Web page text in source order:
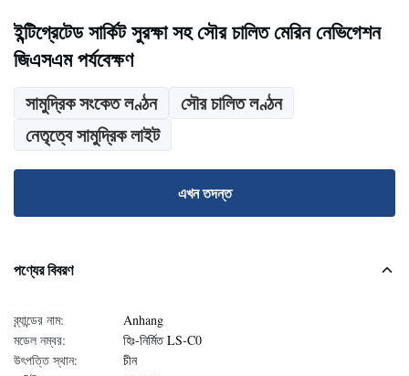
ইন্টিগ্রেটেড সার্কিট সুরক্ষা সহ সৌর চালিত মেরিন নেভিগেশন
জিএসএম পর্যবেক্ষণ
সামুদ্রিক সংকেত লণ্ঠন
সৌর চালিত লণ্ঠন
নেতৃত্বে সামুদ্রিক লাইট
এখন তদন্ত
পণ্যের বিবরণ
ব্র্যান্ডের নাম:
Anhang
মডেল নম্বর:
হিঃ-নির্মিত LS-C0
উৎপত্তি স্থান:
চীন